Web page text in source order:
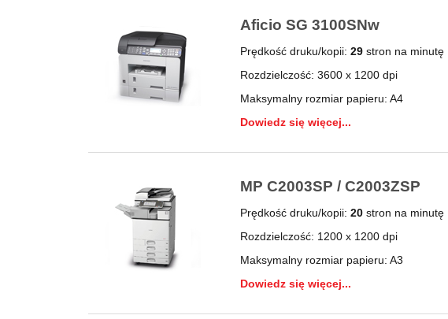
Aficio SG 3100SNw
Prędkość druku/kopii: 29 stron na minutę
Rozdzielczość: 3600 x 1200 dpi
Maksymalny rozmiar papieru: A4
Dowiedz się więcej...
MP C2003SP / C2003ZSP
Prędkość druku/kopii: 20 stron na minutę
Rozdzielczość: 1200 x 1200 dpi
Maksymalny rozmiar papieru: A3
Dowiedz się więcej...